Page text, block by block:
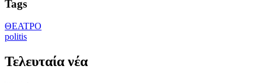
Tags
ΘΕΑΤΡΟ
politis
Τελευταία νέα